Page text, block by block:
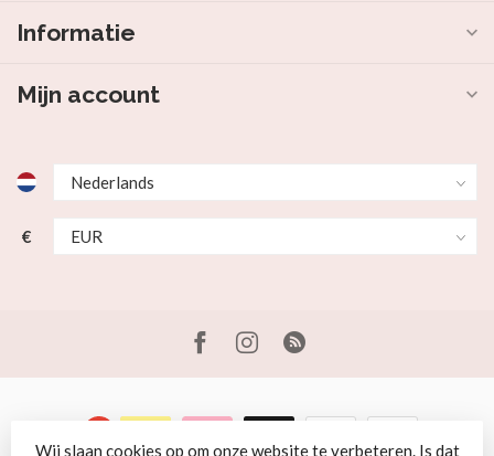
Informatie
Mijn account
€
Wij slaan cookies op om onze website te verbeteren. Is dat